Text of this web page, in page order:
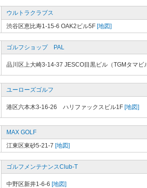
ウルトラクラブス
渋谷区恵比寿1-15-6 OAK2ビル5F [地図]
ゴルフショップ PAL
品川区上大崎3-14-37 JESCO目黒ビル（TGMタマビ
ユーローズゴルフ
港区六本木3-16-26 ハリファックスビル1F [地図]
MAX GOLF
江東区東砂5-21-7 [地図]
ゴルフメンテナンスClub-T
中野区新井1-6-6 [地図]